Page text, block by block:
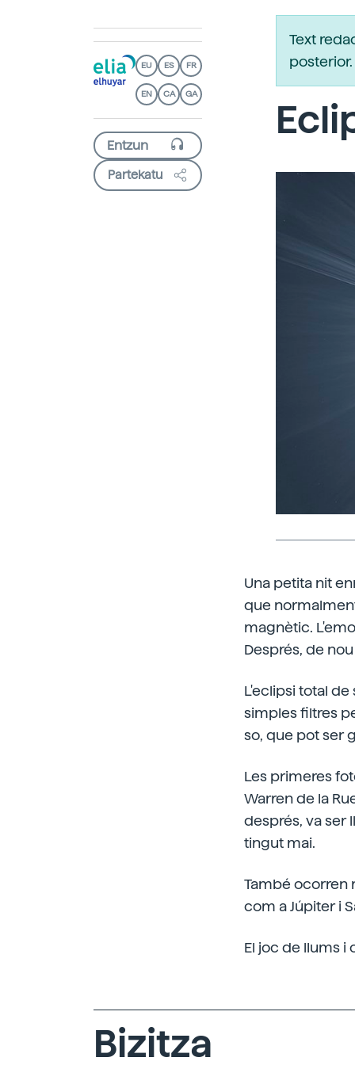
EU ES FR
EN CA GA
Partekatu
Text
posterior.
Una petita nit
que
magnètic.
Després, de
L'eclipsi total
simples filtres
so, que pot ser
Les primeres
Warren de la
després, va ser
tingut mai.
També ocorren
com a Júpiter i
El joc de llums i
Bizitza